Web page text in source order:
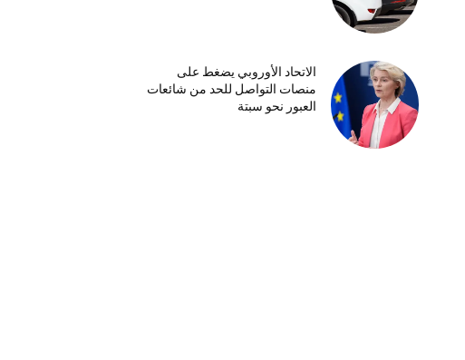
الاتحاد الأوروبي يضغط على
منصات التواصل للحد من شائعات
العبور نحو سبتة